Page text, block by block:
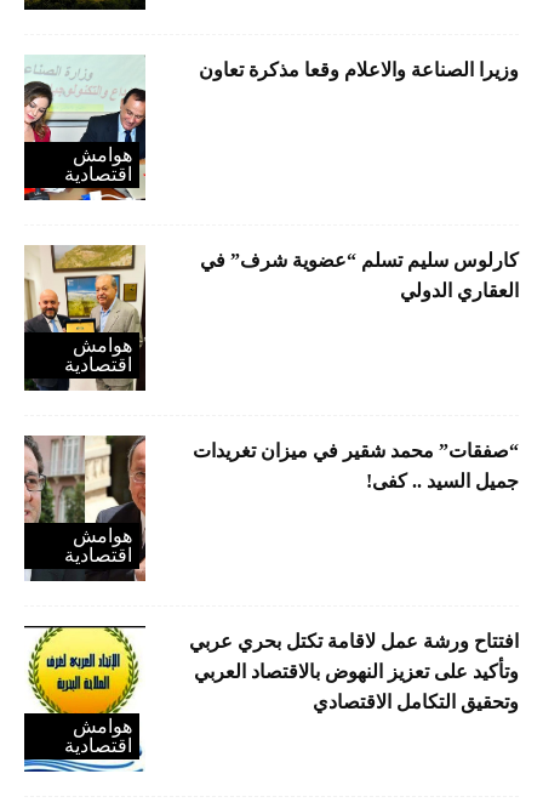
هوامش
اقتصادية
وزيرا الصناعة والاعلام وقعا مذكرة تعاون
هوامش
اقتصادية
كارلوس سليم تسلم “عضوية شرف” في
العقاري الدولي
هوامش
اقتصادية
“صفقات” محمد شقير في ميزان تغريدات
جميل السيد .. كفى!
هوامش
اقتصادية
افتتاح ورشة عمل لاقامة تكتل بحري عربي
وتأكيد على تعزيز النهوض بالاقتصاد العربي
وتحقيق التكامل الاقتصادي